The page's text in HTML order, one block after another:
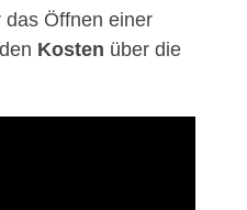
das Öffnen einer
Kosten über die